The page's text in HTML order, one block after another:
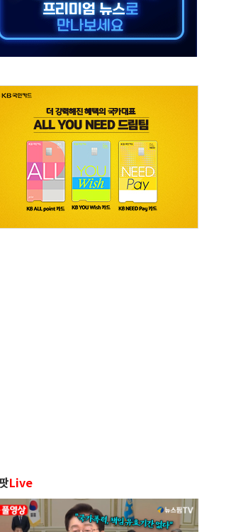
고유가·금리·입법 지연 '삼중 부담'
Live